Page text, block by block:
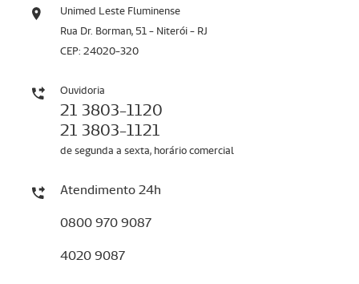
Unimed Leste Fluminense
Rua Dr. Borman, 51 - Niterói - RJ
CEP: 24020-320
Ouvidoria
21 3803-1120
21 3803-1121
de segunda a sexta, horário comercial
Atendimento 24h
0800 970 9087
4020 9087